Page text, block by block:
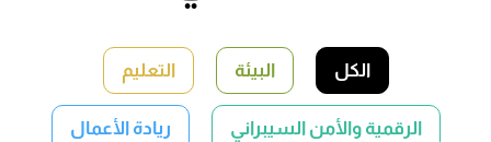
الكل البيئة التعليم
الرقمية والأمن السيبراني ريادة الأعمال